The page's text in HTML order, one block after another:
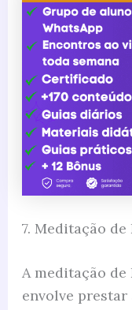
7. Meditação
A meditação de
envolve prestar